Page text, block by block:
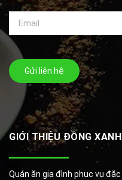
Gửi liên hệ
GIỚI THIỆU ĐỒNG XANH
Quán ăn gia đình phục vụ